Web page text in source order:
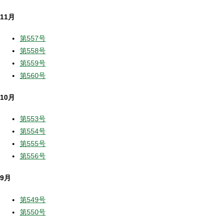
11月
第557号
第558号
第559号
第560号
10月
第553号
第554号
第555号
第556号
9月
第549号
第550号